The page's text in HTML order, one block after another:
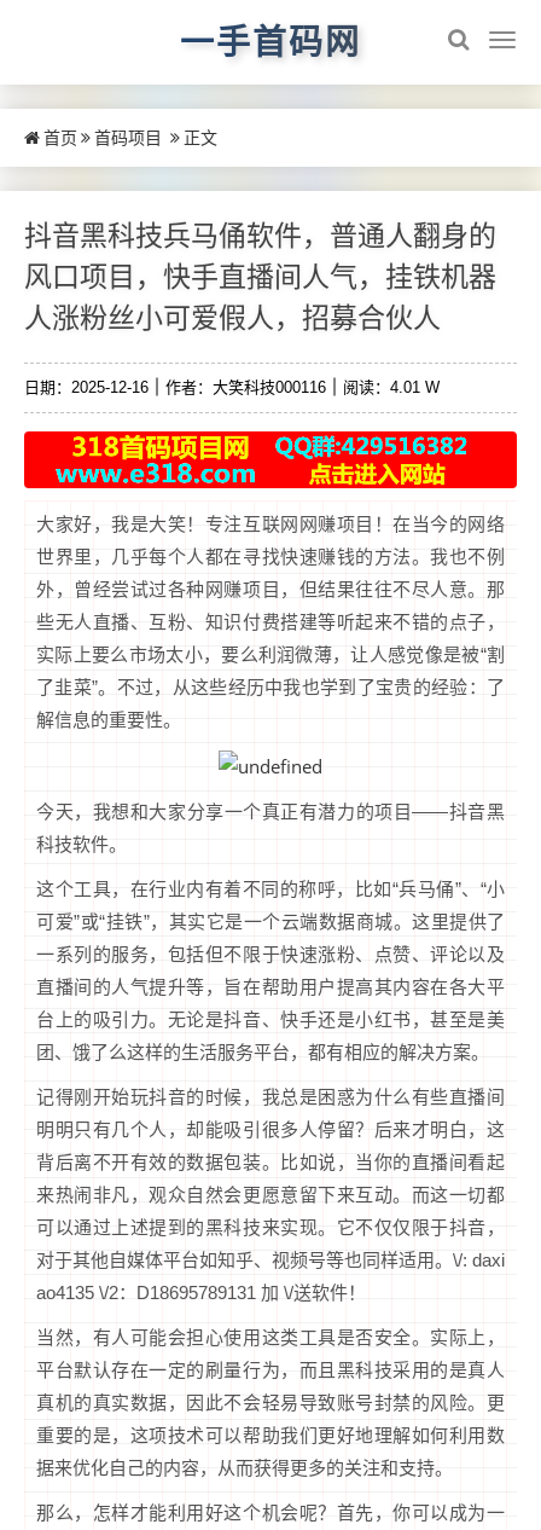
一手首码网
首页 首码项目 正文
抖音黑科技兵马俑软件，普通人翻身的
风口项目，快手直播间人气，挂铁机器
人涨粉丝小可爱假人，招募合伙人
日期：2025-12-16 作者：大笑科技000116 阅读：4.01 W
大家好，我是大笑！专注互联网网赚项目！在当今的网络
世界里，几乎每个人都在寻找快速赚钱的方法。我也不例
外，曾经尝试过各种网赚项目，但结果往往不尽人意。那
些无人直播、互粉、知识付费搭建等听起来不错的点子，
实际上要么市场太小，要么利润微薄，让人感觉像是被“割
了韭菜”。不过，从这些经历中我也学到了宝贵的经验：了
解信息的重要性。
今天，我想和大家分享一个真正有潜力的项目——抖音黑
科技软件。
这个工具，在行业内有着不同的称呼，比如“兵马俑”、“小
可爱”或“挂铁”，其实它是一个云端数据商城。这里提供了
一系列的服务，包括但不限于快速涨粉、点赞、评论以及
直播间的人气提升等，旨在帮助用户提高其内容在各大平
台上的吸引力。无论是抖音、快手还是小红书，甚至是美
团、饿了么这样的生活服务平台，都有相应的解决方案。
记得刚开始玩抖音的时候，我总是困惑为什么有些直播间
明明只有几个人，却能吸引很多人停留？后来才明白，这
背后离不开有效的数据包装。比如说，当你的直播间看起
来热闹非凡，观众自然会更愿意留下来互动。而这一切都
可以通过上述提到的黑科技来实现。它不仅仅限于抖音，
对于其他自媒体平台如知乎、视频号等也同样适用。\/: daxi
ao4135 \/2：D18695789131 加 \/送软件！
当然，有人可能会担心使用这类工具是否安全。实际上，
平台默认存在一定的刷量行为，而且黑科技采用的是真人
真机的真实数据，因此不会轻易导致账号封禁的风险。更
重要的是，这项技术可以帮助我们更好地理解如何利用数
据来优化自己的内容，从而获得更多的关注和支持。
那么，怎样才能利用好这个机会呢？首先，你可以成为一